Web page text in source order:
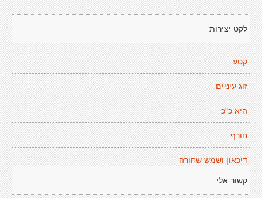
לקט יצירות
קטע.
זוג עיניים
היא כ"כ
חורף
דיכאון ושמש שחורה
קשור אלי